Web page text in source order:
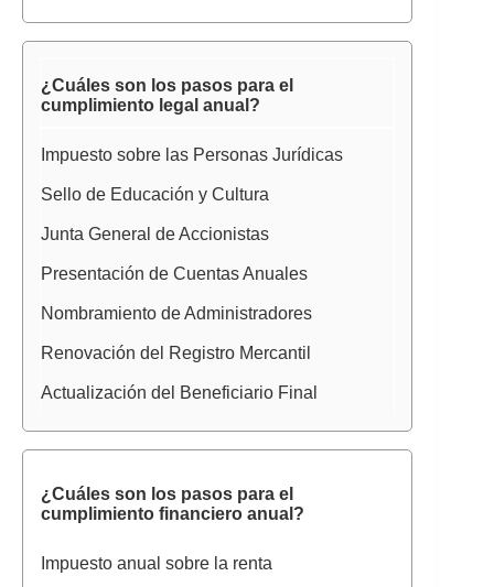
¿Cuáles son los pasos para el
cumplimiento legal anual?
Impuesto sobre las Personas Jurídicas
Sello de Educación y Cultura
Junta General de Accionistas
Presentación de Cuentas Anuales
Nombramiento de Administradores
Renovación del Registro Mercantil
Actualización del Beneficiario Final
¿Cuáles son los pasos para el
cumplimiento financiero anual?
Impuesto anual sobre la renta